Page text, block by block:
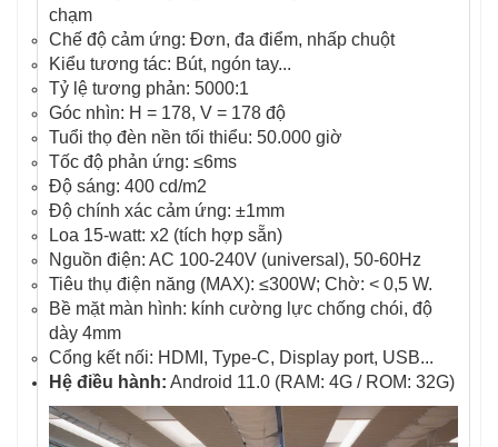
chạm
Chế độ cảm ứng: Đơn, đa điểm, nhấp chuột
Kiểu tương tác: Bút, ngón tay...
Tỷ lệ tương phản: 5000:1
Góc nhìn: H = 178, V = 178 độ
Tuổi thọ đèn nền tối thiểu: 50.000 giờ
Tốc độ phản ứng: ≤6ms
Độ sáng: 400 cd/m2
Độ chính xác cảm ứng: ±1mm
Loa 15-watt: x2 (tích hợp sẵn)
Nguồn điện: AC 100-240V (universal), 50-60Hz
Tiêu thụ điện năng (MAX): ≤300W; Chờ: < 0,5 W.
Bề mặt màn hình: kính cường lực chống chói, độ
dày 4mm
Cổng kết nối: HDMI, Type-C, Display port, USB...
Hệ điều hành: Android 11.0 (RAM: 4G / ROM: 32G)